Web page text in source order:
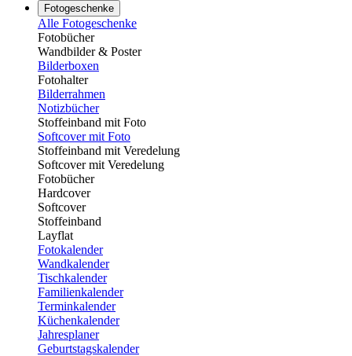
Fotogeschenke
Alle Fotogeschenke
Fotobücher
Wandbilder & Poster
Bilderboxen
Fotohalter
Bilderrahmen
Notizbücher
Stoffeinband mit Foto
Softcover mit Foto
Stoffeinband mit Veredelung
Softcover mit Veredelung
Fotobücher
Hardcover
Softcover
Stoffeinband
Layflat
Fotokalender
Wandkalender
Tischkalender
Familienkalender
Terminkalender
Küchenkalender
Jahresplaner
Geburtstagskalender